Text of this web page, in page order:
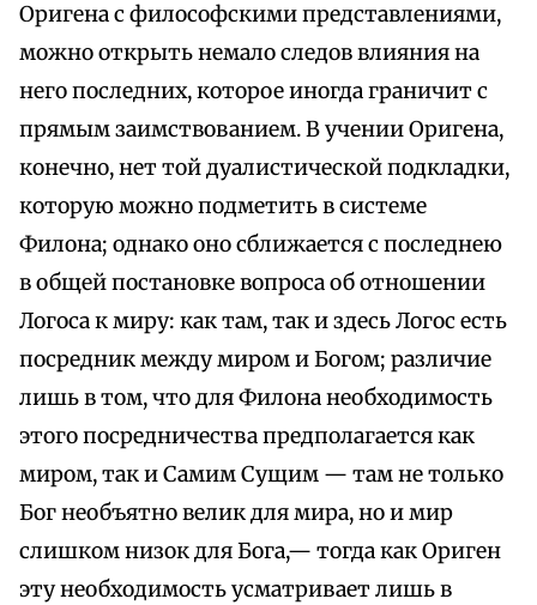
Оригена с философскими представлениями,
можно открыть немало следов влияния на
него последних, которое иногда граничит с
прямым заимствованием. В учении Оригена,
конечно, нет той дуалистической подкладки,
которую можно подметить в системе
Филона; однако оно сближается с последнею
в общей постановке вопроса об отношении
Логоса к миру: как там, так и здесь Логос есть
посредник между миром и Богом; различие
лишь в том, что для Филона необходимость
этого посредничества предполагается как
миром, так и Самим Сущим — там не только
Бог необъятно велик для мира, но и мир
слишком низок для Бога,— тогда как Ориген
эту необходимость усматривает лишь в